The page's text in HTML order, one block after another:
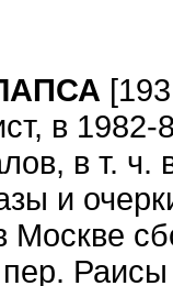
в
в т. ч.
и
Москве